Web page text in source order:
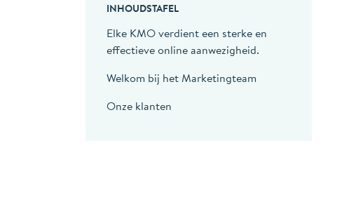
INHOUDSTAFEL
Elke KMO verdient een sterke en
effectieve online aanwezigheid.
Welkom bij het Marketingteam
Onze klanten